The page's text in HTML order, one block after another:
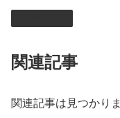
関連記事
関連記事は見つかり